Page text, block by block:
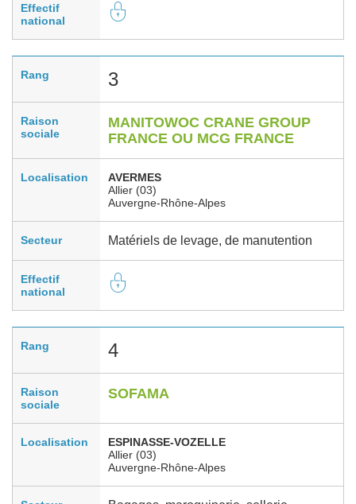
Effectif
national
Rang 3
Raison
sociale
MANITOWOC CRANE GROUP
FRANCE OU MCG FRANCE
Localisation
AVERMES
Allier (03)
Auvergne-Rhône-Alpes
Secteur Matériels de levage, de manutention
Effectif
national
Rang 4
Raison
sociale
SOFAMA
Localisation
ESPINASSE-VOZELLE
Allier (03)
Auvergne-Rhône-Alpes